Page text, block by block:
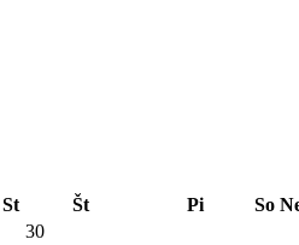
St Št Pi So
30